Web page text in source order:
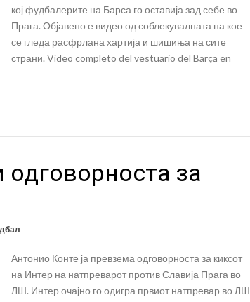
кој фудбалерите на Барса го оставија зад себе во
Прага. Објавено е видео од соблекувалната на кое
се гледа расфрлана хартија и шишиња на сите
страни. Vídeo completo del vestuario del Barça en
за
Антонио Конте ја превзема одговорноста за киксот
на Интер на натпреварот против Славија Прага во
ЛШ. Интер очајно го одигра првиот натпревар во ЛШ